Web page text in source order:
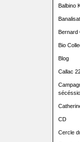
Balbino
Bernard
Bio
Blog
Callac
CD
Cercle